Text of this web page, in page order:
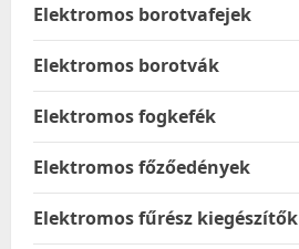
Elektromos borotvafejek
Elektromos borotvák
Elektromos fogkefék
Elektromos főzőedények
Elektromos fűrész kiegészítők